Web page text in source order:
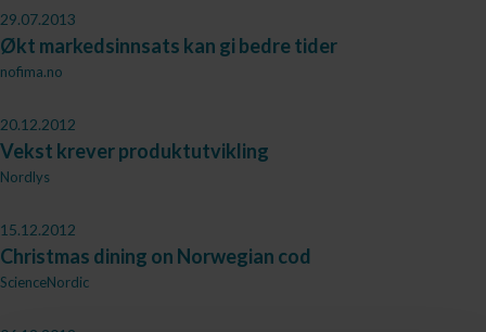
29.07.2013
Økt markedsinnsats kan gi bedre tider
nofima.no
20.12.2012
Vekst krever produktutvikling
Nordlys
15.12.2012
Christmas dining on Norwegian cod
ScienceNordic